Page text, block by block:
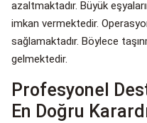
azaltmaktadır. Büyük
imkan vermektedir.
sağlamaktadır. Böylece
gelmektedir.
Profesyonel
En Doğru